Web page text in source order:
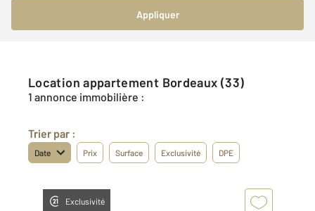
Appliquer
Location appartement Bordeaux (33)
1 annonce immobilière :
Trier par :
Date Prix Surface Exclusivité DPE
Exclusivité